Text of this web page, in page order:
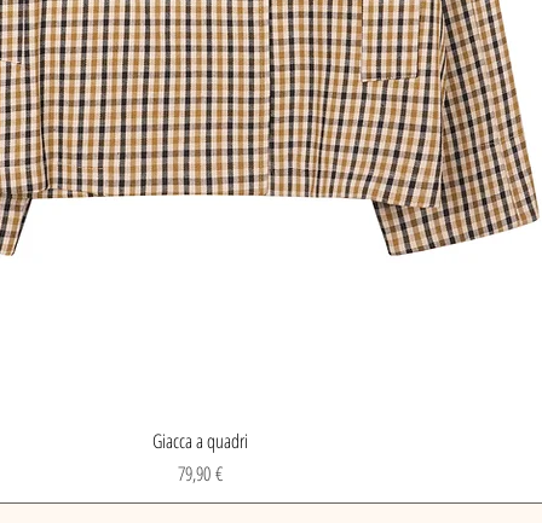
Vista rapida
Giacca a quadri
Prezzo
79,90 €